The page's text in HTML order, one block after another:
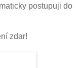
postupuji do
zdar!